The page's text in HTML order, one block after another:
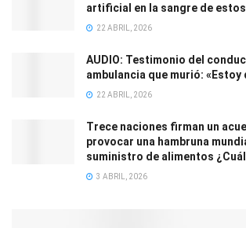
artificial en la sangre de
22 ABRIL, 2026
AUDIO: Testimonio del
ambulancia que murió:
22 ABRIL, 2026
Trece naciones firman un
provocar una hambruna
suministro de alimentos
3 ABRIL, 2026